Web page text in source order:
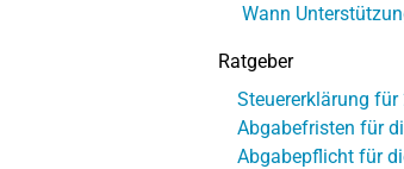
Wann
Ratgeber
Steuererklärung
Abgabefristen für
Abgabepflicht für